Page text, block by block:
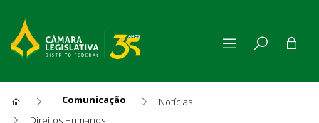
Comunicação
Notícias
Direitos Humanos